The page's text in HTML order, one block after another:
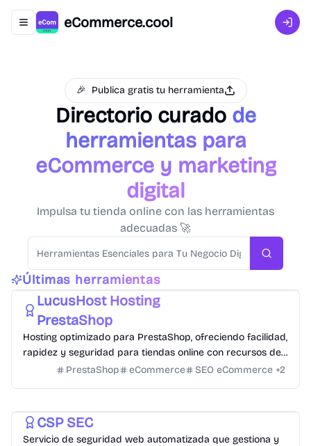
Abrir menú de navegación
eCommerce.cool
🎉 Publica gratis tu herramienta
Directorio curado de
herramientas para
eCommerce y marketing
digital
Impulsa tu tienda online con las herramientas
adecuadas 🚀
Search
Últimas herramientas
PrestaShop Hosting Plataformas eCommerce
LucusHost Hosting
PrestaShop
Hosting optimizado para PrestaShop, ofreciendo facilidad,
rapidez y seguridad para tiendas online con recursos de
alto rendimiento.
PrestaShop eCommerce SEO eCommerce +2
CSP SEC
Servicio de seguridad web automatizada que gestiona y